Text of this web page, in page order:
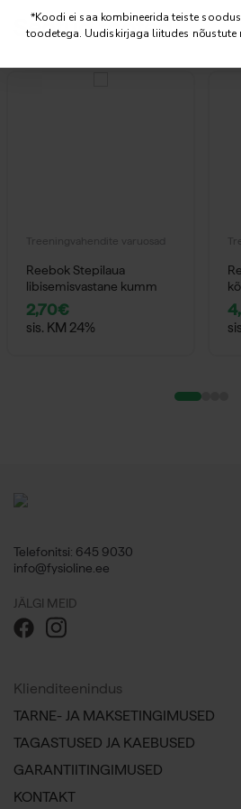
Seotud tooted
Treeningvahendite varuosad
Reebok Stepilaua
libisemisvastane kumm
2,70€
sis. KM 24%
Telefonitsi: 645 9030
info@fysioline.ee
JÄLGI MEID
Klienditeenindus
TARNE- JA MAKSETINGIMUSED
TAGASTUSED JA KAEBUSED
GARANTIITINGIMUSED
KONTAKT
*Koodi ei saa kombineerida teiste
toodetega. Uudiskirjaga liitudes nõustute